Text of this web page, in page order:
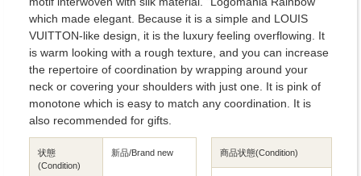
which made elegant. Because it is a simple and LOUIS
VUITTON-like design, it is the luxury feeling overflowing. It
is warm looking with a rough texture, and you can increase
the repertoire of coordination by wrapping around your
neck or covering your shoulders with just one. It is pink of
monotone which is easy to match any coordination. It is
also recommended for gifts.
状態
(Condition)
新品/Brand new 商品状態(Condition)